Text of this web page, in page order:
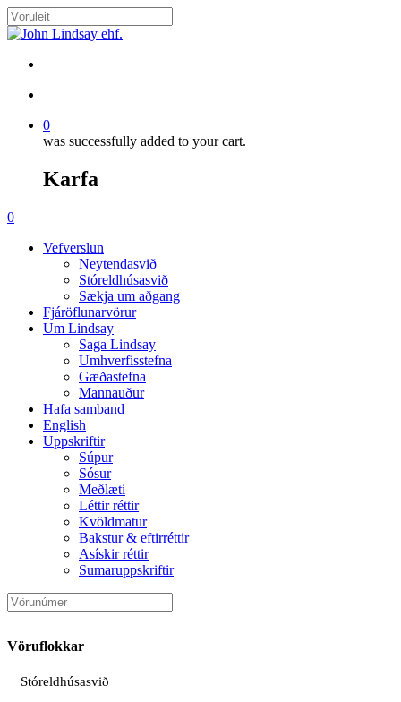
Skip
to
content
Close
0
was successfully added to your cart.
Karfa
Menu
search
account
0
Vefverslun
Neytendasvið
Stóreldhúsasvið
Sækja um aðgang
Fjáröflunarvörur
Um Lindsay
Saga Lindsay
Umhverfisstefna
Gæðastefna
Mannauður
Hafa samband
English
Uppskriftir
Súpur
Sósur
Meðlæti
Léttir réttir
Kvöldmatur
Bakstur & eftirréttir
Asískir réttir
Sumaruppskriftir
Vöruflokkar
Stóreldhúsasvið